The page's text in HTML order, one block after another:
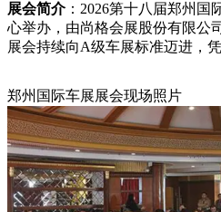
展会简介：2026第十八届郑州国
心举办，由尚格会展股份有限公
展会持续向A级车展标准迈进，
郑州国际车展展会现场照片